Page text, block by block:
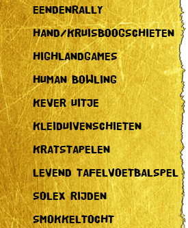
EENDENRALLY
HAND/KRUISBOOGSCHIETEN
HIGHLANDGAMES
HUMAN BOWLING
KEVER UITJE
KLEIDUIVENSCHIETEN
KRATSTAPELEN
LEVEND TAFELVOETBALSPEL
SOLEX RIJDEN
SMOKKELTOCHT